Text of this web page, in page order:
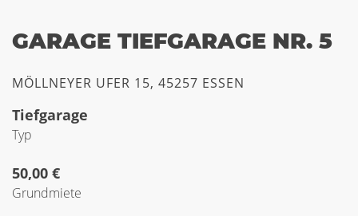
GARAGE TIEFGARAGE NR. 5
MÖLLNEYER UFER 15, 45257 ESSEN
Tiefgarage
Typ
50,00 €
Grundmiete